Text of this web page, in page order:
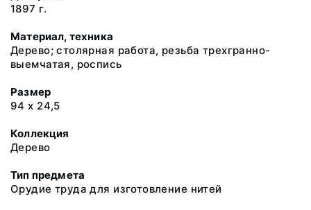
1897 г.
Материал, техника
Дерево; столярная работа, резьба трехгранно-
выемчатая, роспись
Размер
94 х 24,5
Коллекция
Дерево
Тип предмета
Орудие труда для изготовление нитей